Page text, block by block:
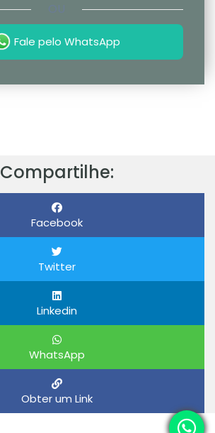
OU
Fale pelo WhatsApp
Compartilhe:
Facebook
Twitter
Linkedin
WhatsApp
Obter um Link